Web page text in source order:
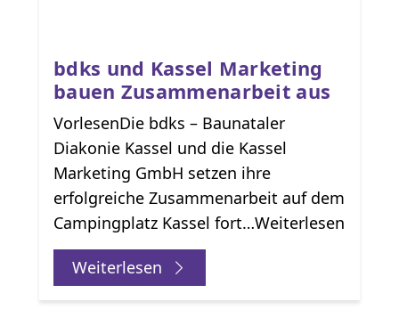
bdks und Kassel Marketing
bauen Zusammenarbeit aus
VorlesenDie bdks – Baunataler
Diakonie Kassel und die Kassel
Marketing GmbH setzen ihre
erfolgreiche Zusammenarbeit auf dem
Campingplatz Kassel fort…Weiterlesen
Weiterlesen